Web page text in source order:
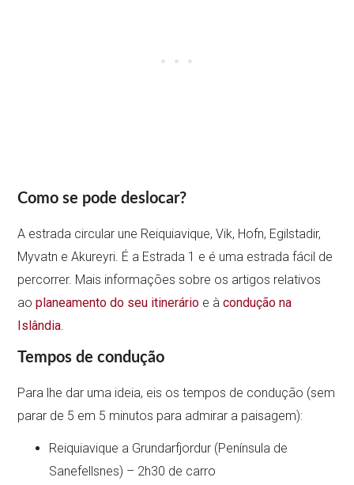
Como se pode deslocar?
A estrada circular une Reiquiavique, Vik, Hofn, Egilstadir,
Myvatn e Akureyri. É a Estrada 1 e é uma estrada fácil de
percorrer. Mais informações sobre os artigos relativos
aoplaneamento do seu itinerário e àcondução na
Islândia
Tempos de condução
Para lhe dar uma ideia, eis os tempos de condução (sem
parar de 5 em 5 minutos para admirar a paisagem):
Reiquiavique a Grundarfjordur (Península de
Sanefellsnes) – 2h30 de carro